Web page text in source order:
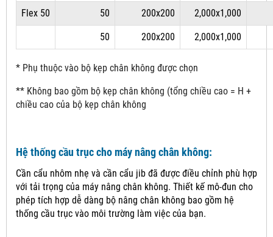
Flex 50 50 200x200 2,000x1,000
50 200x200 2,000x1,000
* Phụ thuộc vào bộ kẹp chân không được chọn
** Không bao gồm bộ kẹp chân không (tổng chiều cao = H +
chiều cao của bộ kẹp chân không
Hệ thống cầu trục cho máy nâng chân không:
Cần cẩu nhôm nhẹ và cần cẩu jib đã được điều chỉnh phù hợp
với tải trọng của máy nâng chân không. Thiết kế mô-đun cho
phép tích hợp dễ dàng bộ nâng chân không bao gồm hệ
thống cầu trục vào môi trường làm việc của bạn.